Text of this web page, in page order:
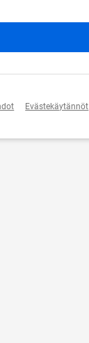
Evästekäytännöt